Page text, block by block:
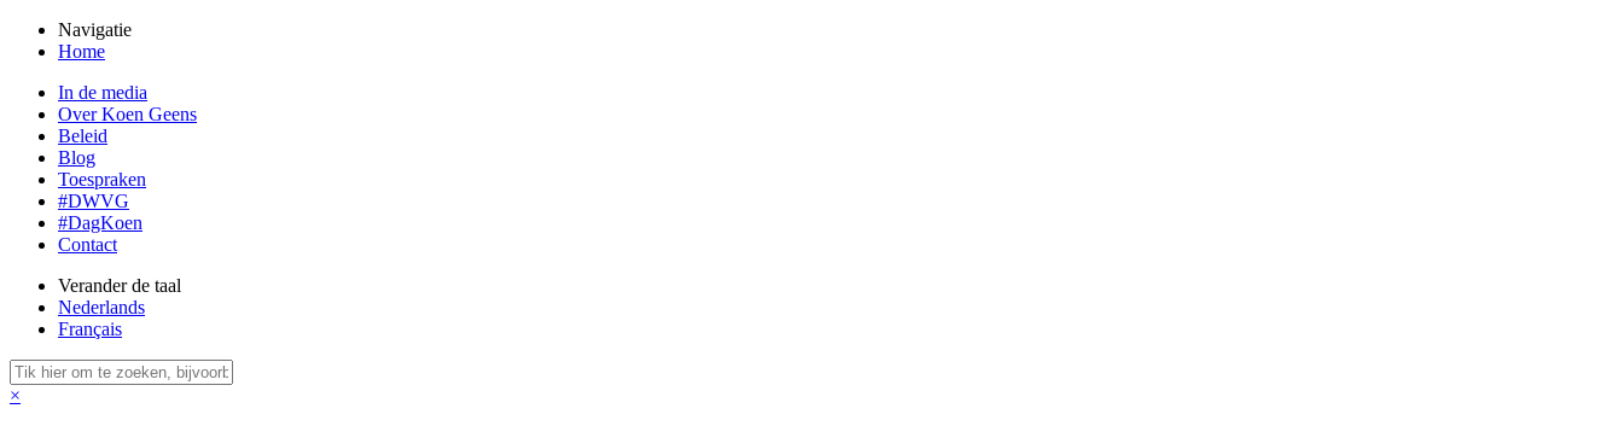
Navigatie
Home
In de media
Over Koen Geens
Beleid
Blog
Toespraken
#DWVG
#DagKoen
Contact
Verander de taal
Nederlands
Français
×